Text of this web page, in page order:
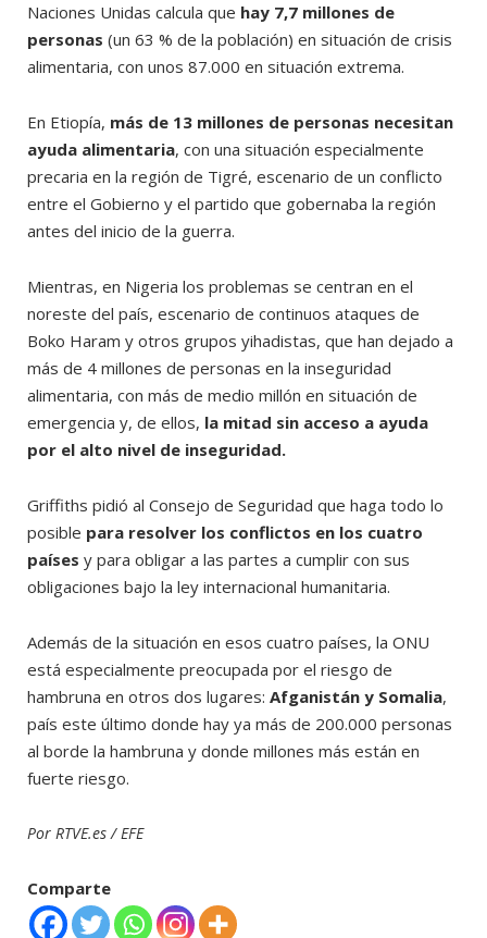
Naciones Unidas calcula que hay 7,7 millones de
personas (un 63 % de la población) en situación de crisis
alimentaria, con unos 87.000 en situación extrema.
En Etiopía, más de 13 millones de personas necesitan
ayuda alimentaria, con una situación especialmente
precaria en la región de Tigré, escenario de un conflicto
entre el Gobierno y el partido que gobernaba la región
antes del inicio de la guerra.
Mientras, en Nigeria los problemas se centran en el
noreste del país, escenario de continuos ataques de
Boko Haram y otros grupos yihadistas, que han dejado a
más de 4 millones de personas en la inseguridad
alimentaria, con más de medio millón en situación de
emergencia y, de ellos, la mitad sin acceso a ayuda
por el alto nivel de inseguridad.
Griffiths pidió al Consejo de Seguridad que haga todo lo
posible para resolver los conflictos en los cuatro
países y para obligar a las partes a cumplir con sus
obligaciones bajo la ley internacional humanitaria.
Además de la situación en esos cuatro países, la ONU
está especialmente preocupada por el riesgo de
hambruna en otros dos lugares: Afganistán y Somalia,
país este último donde hay ya más de 200.000 personas
al borde la hambruna y donde millones más están en
fuerte riesgo.
Por RTVE.es / EFE
Comparte